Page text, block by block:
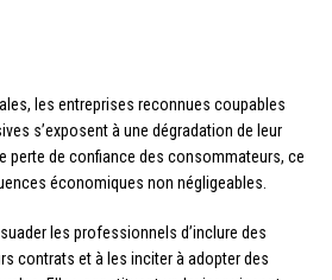
les entreprises reconnues coupables
s’exposent à une dégradation de leur
perte de confiance des consommateurs, ce
économiques non négligeables.
les professionnels d’inclure des
contrats et à les inciter à adopter des